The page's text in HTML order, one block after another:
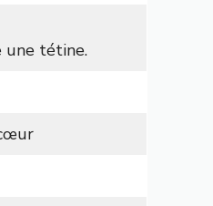
une tétine.